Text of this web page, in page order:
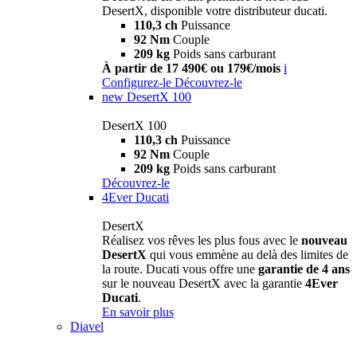
DesertX, disponible votre distributeur ducati.
110,3 ch Puissance
92 Nm Couple
209 kg Poids sans carburant
À partir de 17 490€ ou 179€/mois i
Configurez-le Découvrez-le
new DesertX 100
DesertX 100
110,3 ch Puissance
92 Nm Couple
209 kg Poids sans carburant
Découvrez-le
4Ever Ducati
DesertX
Réalisez vos rêves les plus fous avec le nouveau
DesertX qui vous emmène au delà des limites de
la route. Ducati vous offre une garantie de 4 ans
sur le nouveau DesertX avec la garantie 4Ever
Ducati.
En savoir plus
Diavel